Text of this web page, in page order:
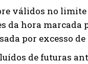
válidos no
da hora marcada
por excesso
de futuras